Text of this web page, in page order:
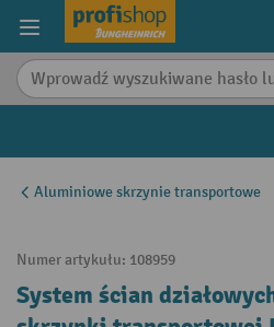
content
Aluminiowe skrzynie transportowe
Numer artykułu: 108959
System ścian